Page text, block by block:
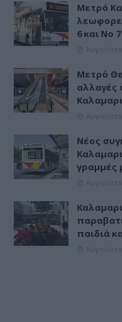
Μετρό
6 και Νο 7
Μετρό
αλλαγές
Νέος
γραμμές
παιδιά